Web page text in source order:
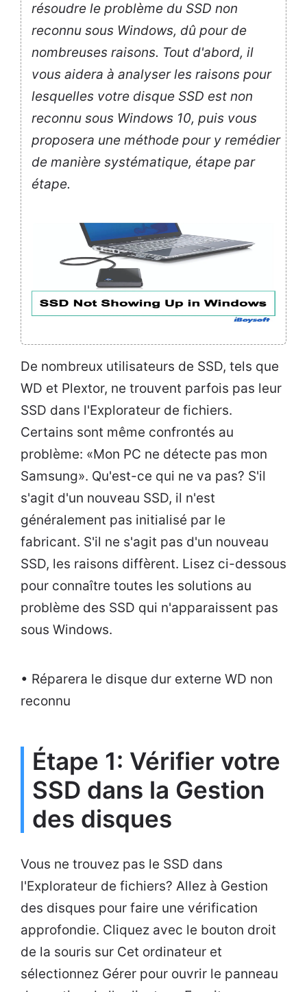
résoudre le problème du SSD non
reconnu sous Windows, dû pour de
nombreuses raisons. Tout d'abord, il
vous aidera à analyser les raisons pour
lesquelles votre disque SSD est non
reconnu sous Windows 10, puis vous
proposera une méthode pour y remédier
de manière systématique, étape par
étape.
De nombreux utilisateurs de SSD, tels que
WD et Plextor, ne trouvent parfois pas leur
SSD dans l'Explorateur de fichiers.
Certains sont même confrontés au
problème: «Mon PC ne détecte pas mon
Samsung». Qu'est-ce qui ne va pas? S'il
s'agit d'un nouveau SSD, il n'est
généralement pas initialisé par le
fabricant. S'il ne s'agit pas d'un nouveau
SSD, les raisons diffèrent. Lisez ci-dessous
pour connaître toutes les solutions au
problème des SSD qui n'apparaissent pas
sous Windows.
• Réparera le disque dur externe WD non
reconnu
Étape 1: Vérifier votre
SSD dans la Gestion
des disques
Vous ne trouvez pas le SSD dans
l'Explorateur de fichiers? Allez à Gestion
des disques pour faire une vérification
approfondie. Cliquez avec le bouton droit
de la souris sur Cet ordinateur et
sélectionnez Gérer pour ouvrir le panneau